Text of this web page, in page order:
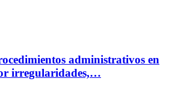
administrativos en
irregularidades,…